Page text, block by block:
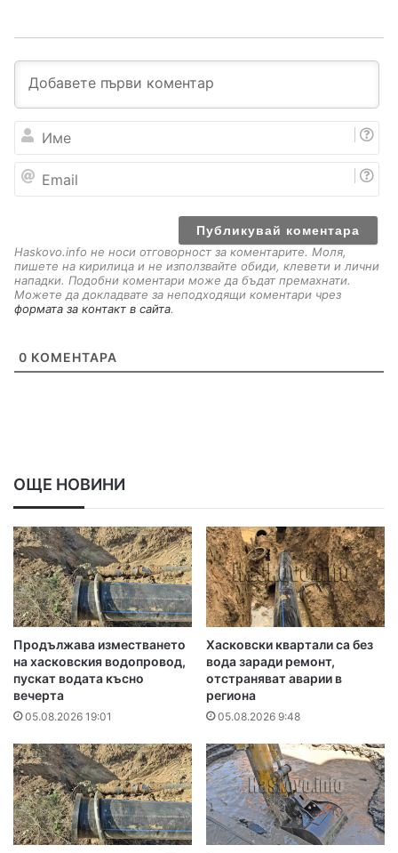
е
a
Haskovo.info не носи отговорност за коментарите. Моля,
пишете на кирилица и не използвайте обиди, клевети и лични
нападки. Подобни коментари може да бъдат премахнати.
Можете да докладвате за неподходящи коментари чрез
формата за контакт в сайта.
0 КОМЕНТАРА
ОЩЕ НОВИНИ
Продължава изместването
на хасковския водопровод,
пускат водата късно
вечерта
05.08.2026 19:01
Хасковски квартали са без
вода заради ремонт,
отстраняват аварии в
региона
05.08.2026 9:48